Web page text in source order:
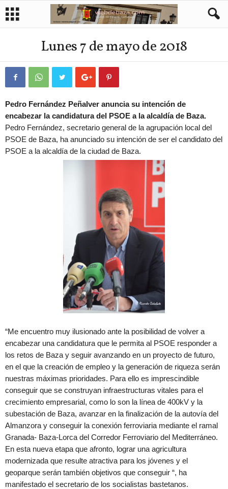
Lunes 7 de mayo de 2018
Pedro Fernández Peñalver anuncia su intención de
encabezar la candidatura del PSOE a la alcaldía de Baza.
Pedro Fernández, secretario general de la agrupación local del
PSOE de Baza, ha anunciado su intención de ser el candidato del
PSOE a la alcaldía de la ciudad de Baza.
“Me encuentro muy ilusionado ante la posibilidad de volver a
encabezar una candidatura que le permita al PSOE responder a
los retos de Baza y seguir avanzando en un proyecto de futuro,
en el que la creación de empleo y la generación de riqueza serán
nuestras máximas prioridades. Para ello es imprescindible
conseguir que se construyan infraestructuras vitales para el
crecimiento empresarial, como lo son la línea de 400kV y la
subestación de Baza, avanzar en la finalización de la autovía del
Almanzora y conseguir la conexión ferroviaria mediante el ramal
Granada- Baza-Lorca del Corredor Ferroviario del Mediterráneo.
En esta nueva etapa que afronto, lograr una agricultura
modernizada que resulte atractiva para los jóvenes y el
geoparque serán también objetivos que conseguir “, ha
manifestado el secretario de los socialistas bastetanos.